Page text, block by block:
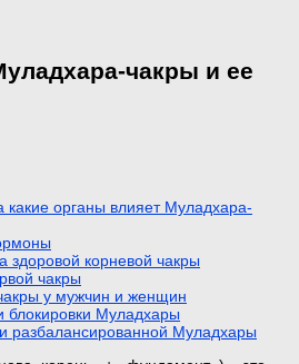
чакры и ее
какие органы влияет Муладхара-
здоровой корневой чакры
чакры
у мужчин и женщин
блокировки Муладхары
разбалансированной Муладхары